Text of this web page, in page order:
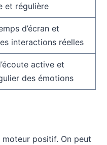
et régulière
d’écran et
interactions réelles
active et
des émotions
positif. On peut